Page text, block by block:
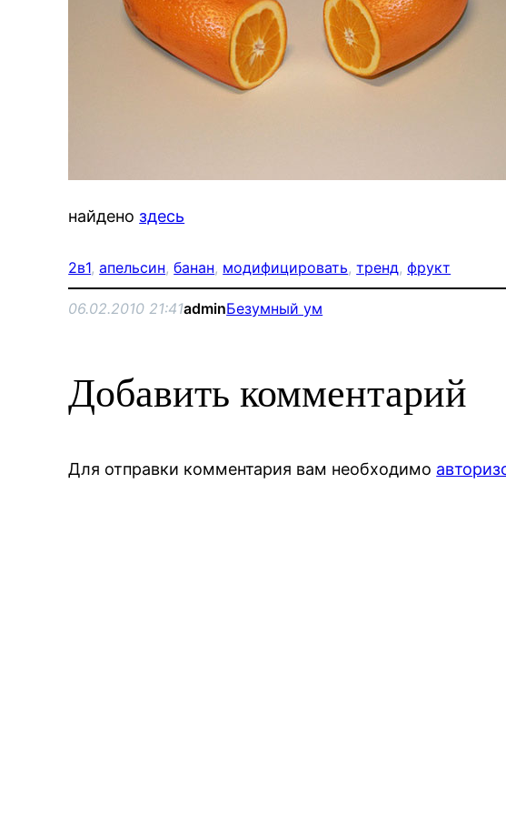
найдено здесь
2в1, апельсин, банан, модифицировать, тренд, фрукт
06.02.2010 21:41adminБезумный ум
Добавить комментарий
Для отправки комментария вам необходимо